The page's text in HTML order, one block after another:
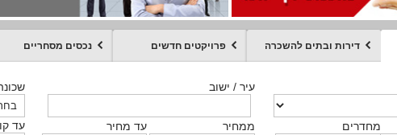
דירות ובתים להשכרה פרויקטים חדשים נכסים מסחריים
מחדרים
עיר / ישוב
ממחיר עד מחיר עד מחדרים
עיר / ישוב
ממחיר עד מחיר עד מחדרים
עיר / ישוב
ממחיר עד מחיר עד
עיר / ישוב
ממחיר עד מחיר עד
ממחיר
מחדרים
עיר / ישוב
מקומה עד קומה טקסט
עיר / ישוב
ממחיר עד מחיר
שכונה
מקומה